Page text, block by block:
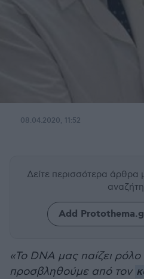
08.04.2020, 11:52
Δείτε περισσότερα άρθρα
Add
«Το DNA μας παίζει
προσβληθούμε από τον